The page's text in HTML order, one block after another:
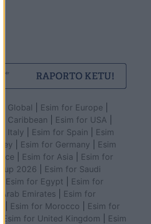
Global Esim for Europe
Caribbean
Esim for USA
Italy
Esim for Spain
Esim
Esim for Germany
Esim
Esim for Asia
Esim for
2026
Esim for Saudi
Esim for Egypt
Esim for
Arab Emirates
Esim for
Esim for Morocco
Esim for
Esim for United Kingdom
Esim